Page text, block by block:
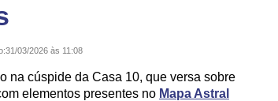
31/03/2026 às 11:08
na cúspide da Casa 10, que versa sobre
elementos presentes no Mapa Astral